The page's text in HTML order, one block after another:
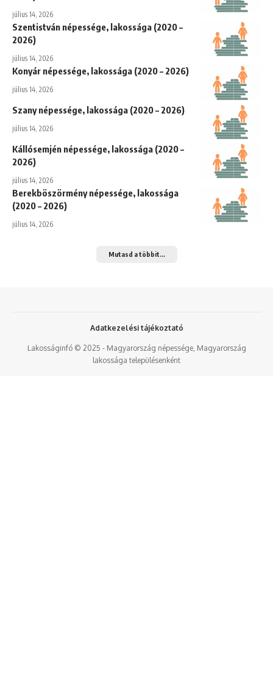
július 14, 2026
Szentistván népessége, lakossága (2020 –
2026)
július 14, 2026
Konyár népessége, lakossága (2020 – 2026)
július 14, 2026
Szany népessége, lakossága (2020 – 2026)
július 14, 2026
Kállósemjén népessége, lakossága (2020 –
2026)
július 14, 2026
Berekböszörmény népessége, lakossága
(2020 – 2026)
július 14, 2026
Mutasd a többit...
Lakosságinfó © 2025 - Magyarország népessége, Magyarország
lakossága településenként
Adatkezelési tájékoztató